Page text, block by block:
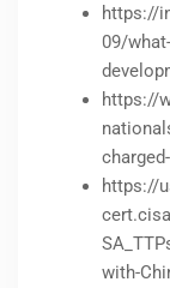
https://
09/
https://
https://
with-